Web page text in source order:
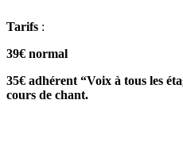
Tarifs :
39€ normal
35€ adhérent “Voix à tous les
cours de chant.